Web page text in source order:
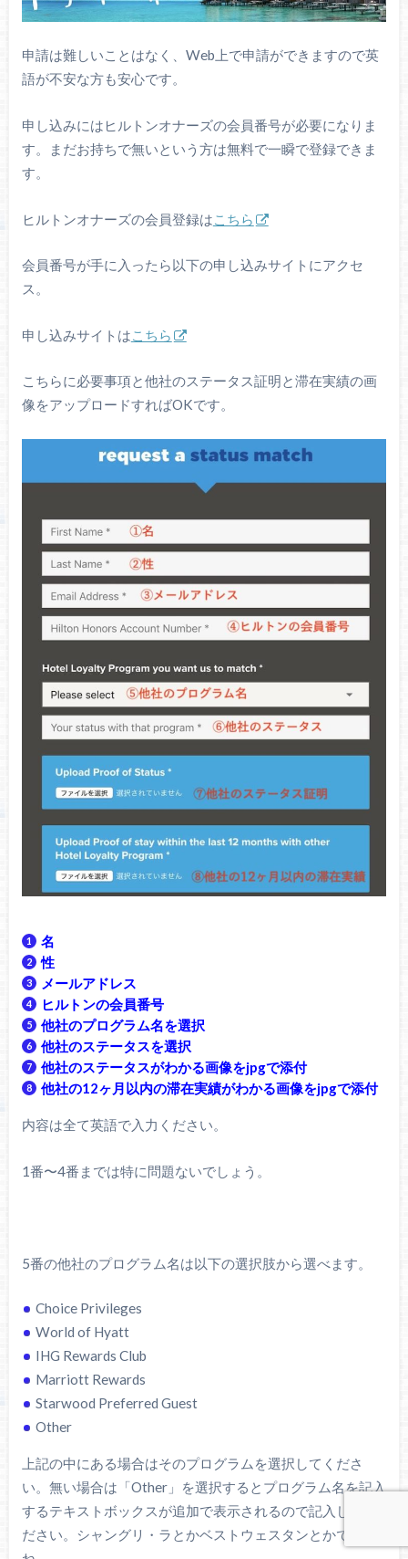
申請は難しいことはなく、Web上で申請ができますので英
語が不安な方も安心です。
申し込みにはヒルトンオナーズの会員番号が必要になりま
す。まだお持ちで無いという方は無料で一瞬で登録できま
す。
ヒルトンオナーズの会員登録は こちら
会員番号が手に入ったら以下の申し込みサイトにアクセ
ス。
申し込みサイトはこちら
こちらに必要事項と他社のステータス証明と滞在実績の画
像をアップロードすればOKです。
名
性
メールアドレス
ヒルトンの会員番号
他社のプログラム名を選択
他社のステータスを選択
他社のステータスがわかる画像をjpgで添付
他社の12ヶ月以内の滞在実績がわかる画像をjpgで添付
内容は全て英語で入力ください。
1番〜4番までは特に問題ないでしょう。
5番の他社のプログラム名は以下の選択肢から選べます。
Choice Privileges
World of Hyatt
IHG Rewards Club
Marriott Rewards
Starwood Preferred Guest
Other
上記の中にある場合はそのプログラムを選択してくださ
い。無い場合は「Other」を選択するとプログラム名を記入
するテキストボックスが追加で表示されるので記入してく
ださい。シャングリ・ラとかベストウェスタンとかです